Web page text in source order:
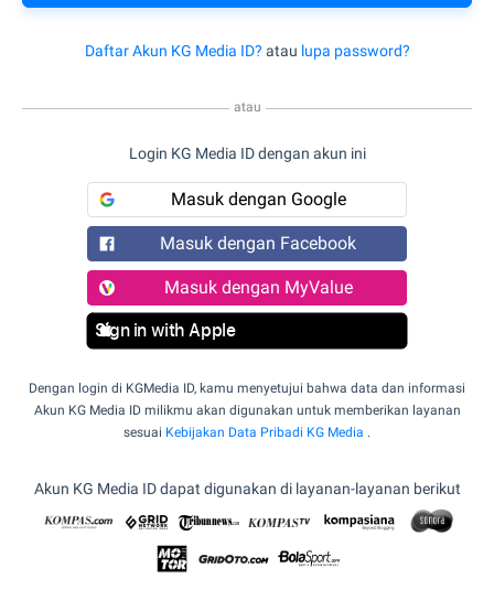
Daftar Akun KG Media ID? atau lupa password?
atau
Login KG Media ID dengan akun ini
Masuk dengan Google
Masuk dengan Facebook
Masuk dengan MyValue
Sign in with Apple
Dengan login di KGMedia ID, kamu menyetujui bahwa data dan informasi
Akun KG Media ID milikmu akan digunakan untuk memberikan layanan
sesuai Kebijakan Data Pribadi KG Media .
Akun KG Media ID dapat digunakan di layanan-layanan berikut